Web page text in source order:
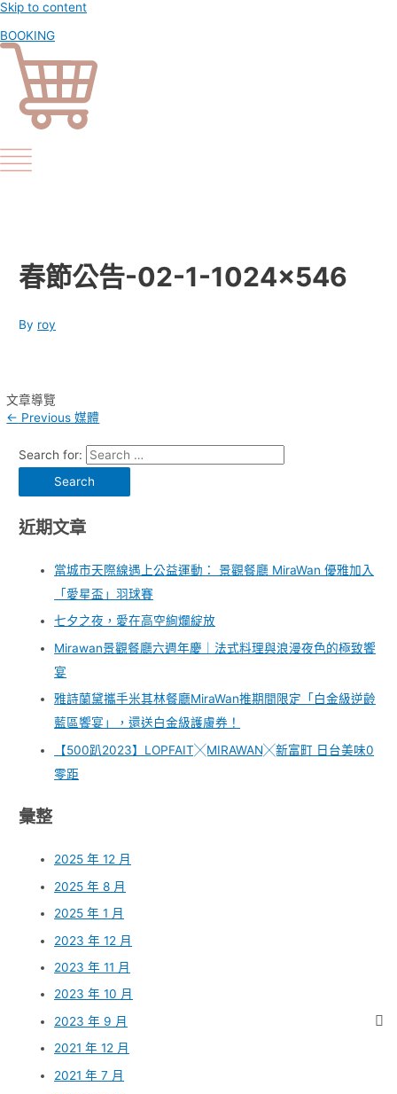
Skip to content
BOOKING
春節公告-02-1-1024×546
By roy
文章導覽
← Previous 媒體
Search for:
近期文章
當城市天際線遇上公益運動： 景觀餐廳 MiraWan 優雅加入
「愛星盃」羽球賽
七夕之夜，愛在高空絢爛綻放
Mirawan景觀餐廳六週年慶｜法式料理與浪漫夜色的極致饗
宴
雅詩蘭黛攜手米其林餐廳MiraWan推期間限定「白金級逆齡
藍區饗宴」，還送白金級護膚券！
【500趴2023】LOPFAIT╳MIRAWAN╳新富町 日台美味0
零距
彙整
2025 年 12 月
2025 年 8 月
2025 年 1 月
2023 年 12 月
2023 年 11 月
2023 年 10 月
2023 年 9 月
2021 年 12 月
2021 年 7 月